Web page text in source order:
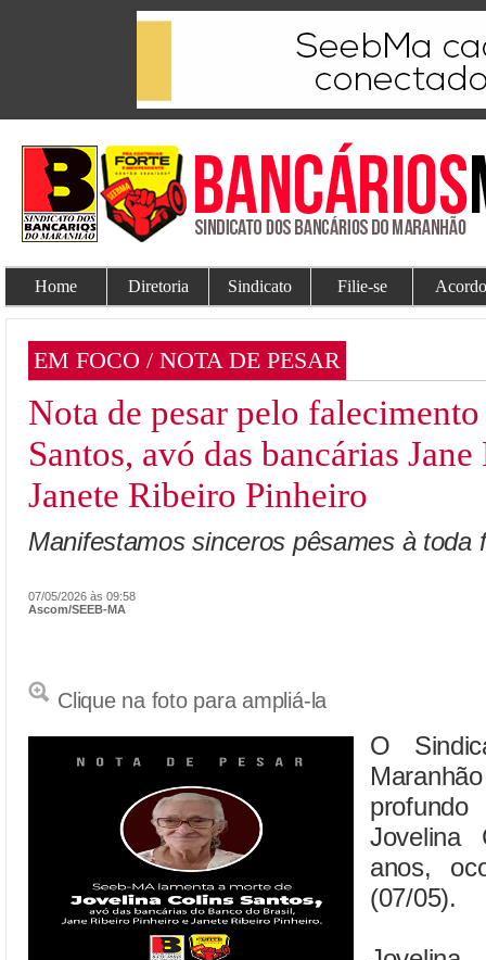
Home Diretoria Sindicato Filie-se
EM FOCO / NOTA DE PESAR
Nota de pesar pelo
Santos, avó das bancárias
Janete Ribeiro Pinheiro
Manifestamos sinceros pêsames à toda
07/05/2026 às 09:58
Ascom/SEEB-MA
Clique na foto para ampliá-la
O
Jovelina
anos,
(07/05).